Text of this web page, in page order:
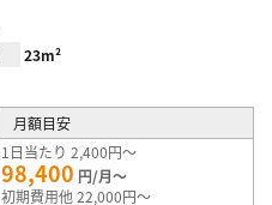
23m²
月額目安
1日当たり 2,400円～
98,400 円/月～
初期費用他 22,000円～